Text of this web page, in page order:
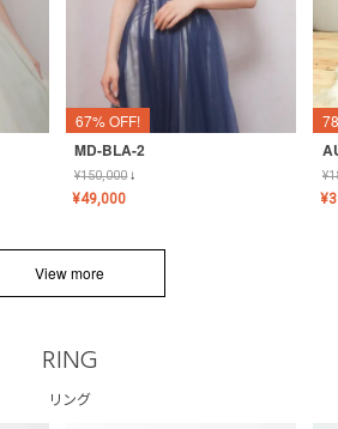
67% OFF!
MD-BLA-2
¥150,000↓
¥49,000
¥
¥
View more
RING
リング